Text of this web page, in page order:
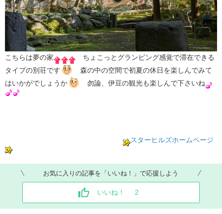
こちらは夢の家
ちょこっとグランピング感覚で滞在できる
タイプの別荘です
森の中の空間で初夏の休日を楽しんでみて
はいかがでしょうか
勿論、伊豆の観光も楽しんで下さいね
スターヒルズホームページ
お気に入りの記事を「いいね！」で応援しよう
いいね！ 2